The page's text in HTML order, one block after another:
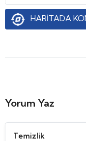
HARİTADA
Yorum Yaz
Temizlik